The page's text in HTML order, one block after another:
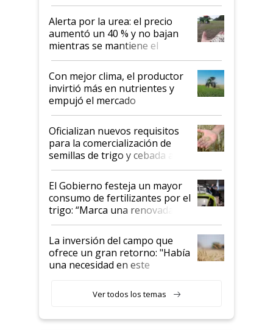
Alerta por la urea: el precio
aumentó un 40 % y no bajan
mientras se mantiene el
conflicto en Medio Oriente
Con mejor clima, el productor
invirtió más en nutrientes y
empujó el mercado
Oficializan nuevos requisitos
para la comercialización de
semillas de trigo y cebada a
granel
El Gobierno festeja un mayor
consumo de fertilizantes por el
trigo: “Marca una renovada
confianza de los productores”
La inversión del campo que
ofrece un gran retorno: "Había
una necesidad en este
Ver todos los temas